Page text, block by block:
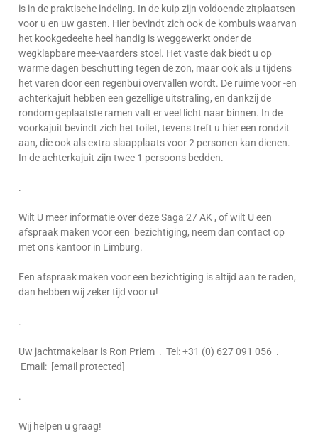
is in de praktische indeling. In de kuip zijn voldoende zitplaatsen
voor u en uw gasten. Hier bevindt zich ook de kombuis waarvan
het kookgedeelte heel handig is weggewerkt onder de
wegklapbare mee-vaarders stoel. Het vaste dak biedt u op
warme dagen beschutting tegen de zon, maar ook als u tijdens
het varen door een regenbui overvallen wordt. De ruime voor -en
achterkajuit hebben een gezellige uitstraling, en dankzij de
rondom geplaatste ramen valt er veel licht naar binnen. In de
voorkajuit bevindt zich het toilet, tevens treft u hier een rondzit
aan, die ook als extra slaapplaats voor 2 personen kan dienen.
In de achterkajuit zijn twee 1 persoons bedden.
.
Wilt U meer informatie over deze Saga 27 AK , of wilt U een
afspraak maken voor een bezichtiging, neem dan contact op
met ons kantoor in Limburg.
Een afspraak maken voor een bezichtiging is altijd aan te raden,
dan hebben wij zeker tijd voor u!
.
Uw jachtmakelaar is Ron Priem . Tel: +31 (0) 627 091 056 .
Email: [email protected]
.
Wij helpen u graag!